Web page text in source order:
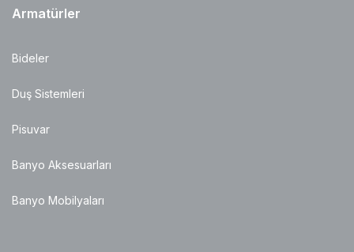
Armatürler
Bideler
Duş Sistemleri
Pisuvar
Banyo Aksesuarları
Banyo Mobilyaları